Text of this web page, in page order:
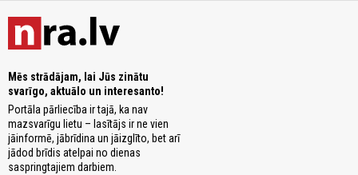
Mēs strādājam, lai Jūs zinātu
svarīgo, aktuālo un interesanto!
Portāla pārliecība ir tajā, ka nav
mazsvarīgu lietu – lasītājs ir ne vien
jāinformē, jābrīdina un jāizglīto, bet arī
jādod brīdis atelpai no dienas
saspringtajiem darbiem.